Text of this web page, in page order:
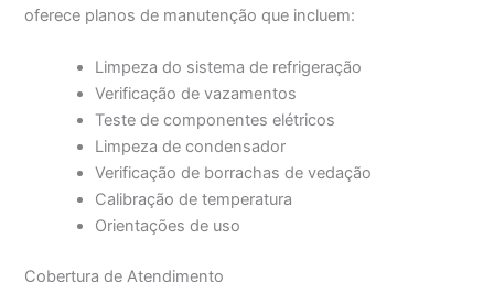
oferece planos de manutenção que incluem:
Limpeza do sistema de refrigeração
Verificação de vazamentos
Teste de componentes elétricos
Limpeza de condensador
Verificação de borrachas de vedação
Calibração de temperatura
Orientações de uso
Cobertura de Atendimento